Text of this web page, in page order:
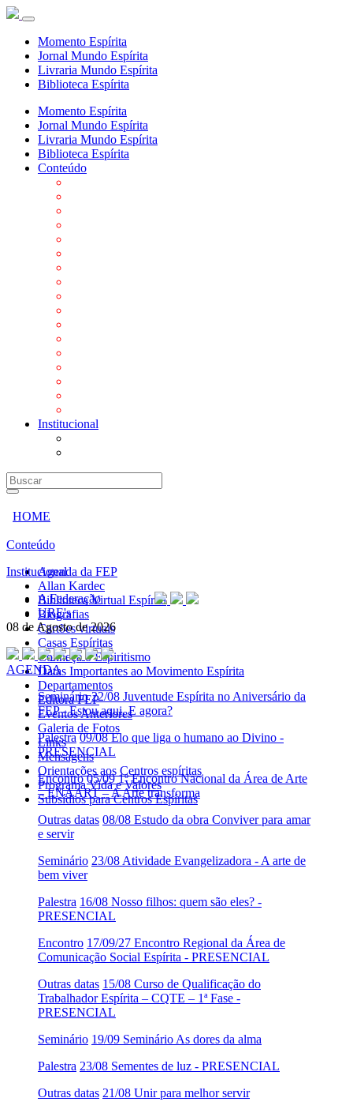
Momento Espírita
Jornal Mundo Espírita
Livraria Mundo Espírita
Biblioteca Espírita
Momento Espírita
Jornal Mundo Espírita
Livraria Mundo Espírita
Biblioteca Espírita
Conteúdo
Institucional
HOME
Conteúdo
Agenda da FEP
Allan Kardec
Biblioteca Virtual Espírita
Biografias
Cartões virtuais
Casas Espíritas
Conheça o Espiritismo
Datas Importantes ao Movimento Espírita
Departamentos
Editora FEP
Eventos Anteriores
Galeria de Fotos
Links
Mensagens
Orientações aos Centros espíritas
Programa Vida e Valores
Subsídios para Centros Espíritas
Institucional
A Federação
URE's
08 de Agosto de 2026
AGENDA
Seminário 22/08 Juventude Espírita no Aniversário da
FEP - Estou aqui. E agora?
Palestra 09/08 Elo que liga o humano ao Divino -
PRESENCIAL
Encontro 05/09 1º Encontro Nacional da Área de Arte
– ENAART – A Arte transforma
Outras datas 08/08 Estudo da obra Conviver para amar
e servir
Seminário 23/08 Atividade Evangelizadora - A arte de
bem viver
Palestra 16/08 Nosso filhos: quem são eles? -
PRESENCIAL
Encontro 17/09/27 Encontro Regional da Área de
Comunicação Social Espírita - PRESENCIAL
Outras datas 15/08 Curso de Qualificação do
Trabalhador Espírita – CQTE – 1ª Fase -
PRESENCIAL
Seminário 19/09 Seminário As dores da alma
Palestra 23/08 Sementes de luz - PRESENCIAL
Outras datas 21/08 Unir para melhor servir